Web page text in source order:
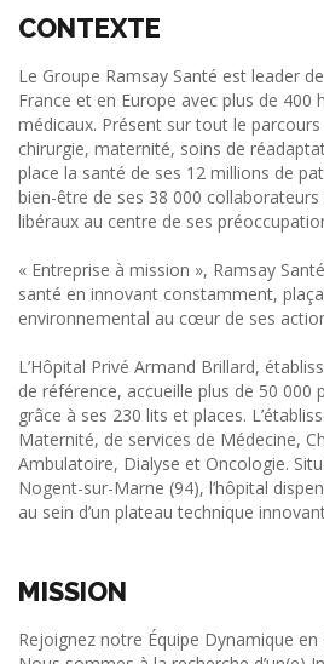
CONTEXTE
Le Groupe Ramsay Santé est leader
France et en Europe avec plus de 400
médicaux. Présent sur tout le
chirurgie, maternité, soins de
place la santé de ses 12 millions de
bien-être de ses 38 000
libéraux au centre de ses
« Entreprise à mission », Ramsay
santé en innovant constamment,
environnemental au cœur de ses
L’Hôpital Privé Armand Brillard,
de référence, accueille plus de 50 000
grâce à ses 230 lits et places.
Maternité, de services de Médecine,
Ambulatoire, Dialyse et Oncologie.
Nogent-sur-Marne (94), l’hôpital
au sein d’un plateau technique
MISSION
Rejoignez notre Équipe Dynamique en